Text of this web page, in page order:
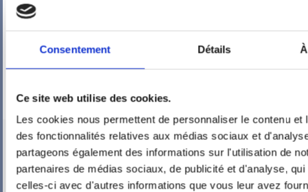
Consentement Détails
Ce site web utilise des cookies.
Les cookies nous permettent de personnaliser le contenu et
des fonctionnalités relatives aux médias sociaux et
partageons également des informations sur l'utilisation de
partenaires de médias sociaux, de publicité et d'analyse,
celles-ci avec d'autres informations que vous leur avez
PIEUVRE PRO-FIL PERSONNALISÉE : CHAMBRE BUREAU